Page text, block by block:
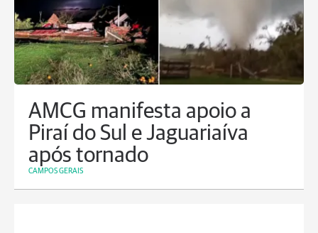
AMCG manifesta apoio a
Piraí do Sul e Jaguariaíva
após tornado
CAMPOS GERAIS